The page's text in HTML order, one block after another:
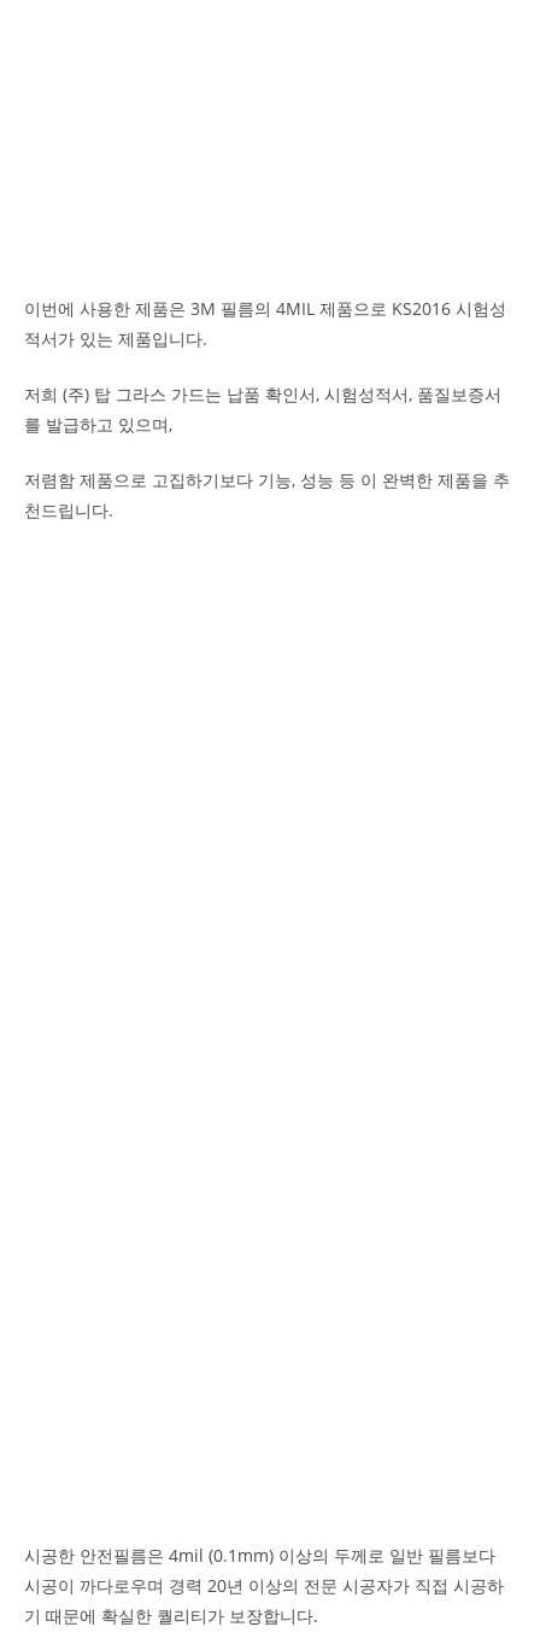
이번에 사용한 제품은 3M 필름의 4MIL 제품으로 KS2016 시험성
적서가 있는 제품입니다.
저희 (주) 탑 그라스 가드는 납품 확인서, 시험성적서, 품질보증서
를 발급하고 있으며,
저렴함 제품으로 고집하기보다 기능, 성능 등 이 완벽한 제품을 추
천드립니다.
시공한 안전필름은 4mil (0.1mm) 이상의 두께로 일반 필름보다
시공이 까다로우며 경력 20년 이상의 전문 시공자가 직접 시공하
기 때문에 확실한 퀄리티가 보장합니다.